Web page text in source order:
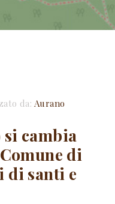
da: Aurano
cambia
di
di santi e